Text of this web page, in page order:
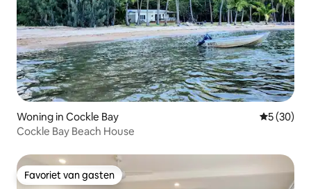
Woning in Cockle Bay
5 (30)
Cockle Bay Beach House
Favoriet van gasten
Favoriet van gasten